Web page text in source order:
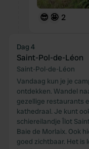
We also share
our social media,
of their services.
😎 🤩 2
Dag 4
Saint-Pol-de-Léon
Saint-Pol-de-Léon
Vandaag kun je je
ontdekken. Wandel
gezellige restaurants
kathedraal. Je kunt
schiereilandje Îlot
Baie de Morlaix. Ook
goed zichtbaar. Het is